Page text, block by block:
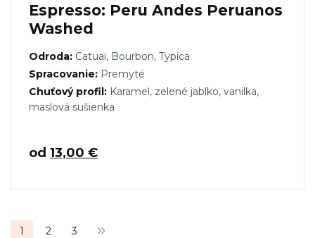
Espresso: Peru Andes Peruanos
Washed
Odroda: Catuai, Bourbon, Typica
Spracovanie: Premyté
Chuťový profil: Karamel, zelené jablko, vanilka,
maslová sušienka
od 13,00 €
1 2 3